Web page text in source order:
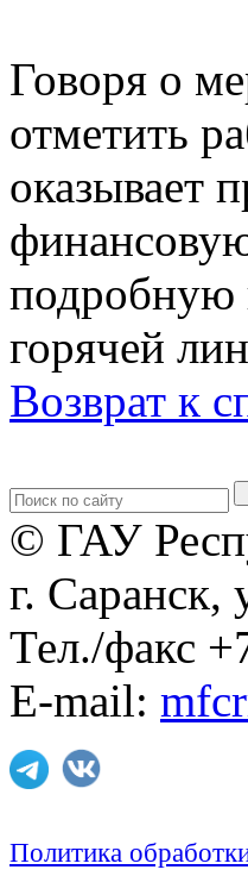
Говоря о
отметить
оказывает
подробную
горячей
Возврат к
© ГАУ
г. Саранск,
Тел./факс
E-mail:
Политика